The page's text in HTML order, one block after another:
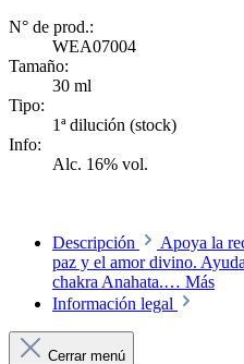
N° de prod.:
WEA07004
Tamaño:
30 ml
Tipo:
1ª dilución (stock)
Info:
Alc. 16% vol.
Descripción
Apoya la
paz y el amor divino.
chakra Anahata.… Más
Información legal
Cerrar menú